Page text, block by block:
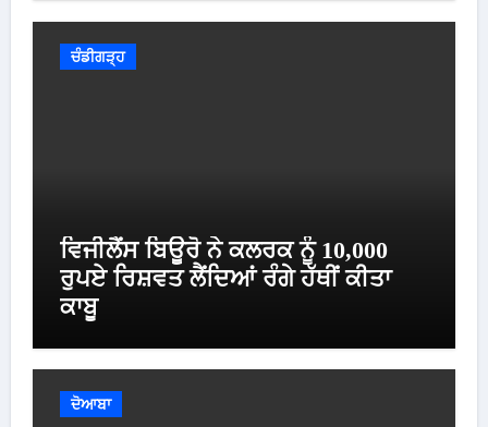
ਚੰਡੀਗੜ੍ਹ
ਵਿਜੀਲੈਂਸ ਬਿਊਰੋ ਨੇ ਕਲਰਕ ਨੂੰ 10,000
ਰੁਪਏ ਰਿਸ਼ਵਤ ਲੈਂਦਿਆਂ ਰੰਗੇ ਹੱਥੀਂ ਕੀਤਾ
ਕਾਬੂ
ਦੋਆਬਾ